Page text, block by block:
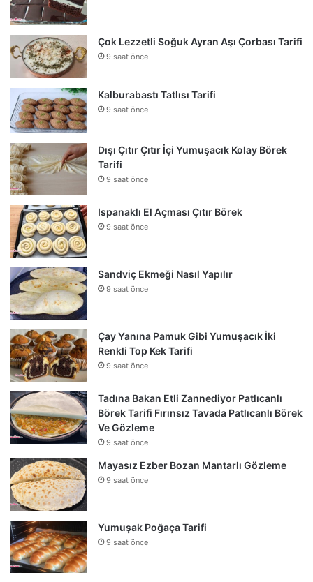
Çok Lezzetli Soğuk Ayran Aşı Çorbası Tarifi
9 saat önce
Kalburabastı Tatlısı Tarifi
9 saat önce
Dışı Çıtır Çıtır İçi Yumuşacık Kolay Börek
Tarifi
9 saat önce
Ispanaklı El Açması Çıtır Börek
9 saat önce
Sandviç Ekmeği Nasıl Yapılır
9 saat önce
Çay Yanına Pamuk Gibi Yumuşacık İki
Renkli Top Kek Tarifi
9 saat önce
Tadına Bakan Etli Zannediyor Patlıcanlı
Börek Tarifi Fırınsız Tavada Patlıcanlı Börek
Ve Gözleme
9 saat önce
Mayasız Ezber Bozan Mantarlı Gözleme
9 saat önce
Yumuşak Poğaça Tarifi
9 saat önce